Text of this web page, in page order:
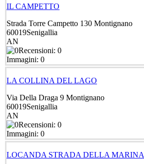
IL CAMPETTO
Strada Torre Campetto 130 Montignano
60019Senigallia
AN
Recensioni: 0
Immagini: 0
LA COLLINA DEL LAGO
Via Della Draga 9 Montignano
60019Senigallia
AN
Recensioni: 0
Immagini: 0
LOCANDA STRADA DELLA MARINA